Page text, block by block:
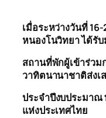
เมื่อระหว่างวันที่
หนองโนวิทยา ได้รั
สถานที่พักผู้เข้าร่วม
วาทิตนานาชาติส่งเ
ประจำปีงบประมาณ
แห่งประเทศไทย